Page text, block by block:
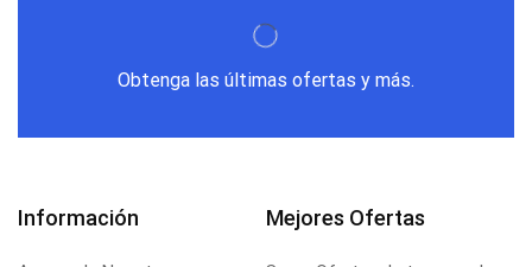
Obtenga las últimas ofertas y más.
Información Mejores Ofertas